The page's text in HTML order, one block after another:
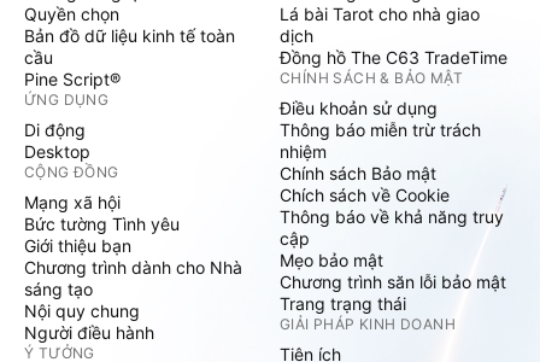
Quyền chọn
Bản đồ dữ liệu kinh tế toàn
cầu
Pine Script®
ỨNG DỤNG
Di động
Desktop
CỘNG ĐỒNG
Mạng xã hội
Bức tường Tình yêu
Giới thiệu bạn
Chương trình dành cho Nhà
sáng tạo
Nội quy chung
Người điều hành
Ý TƯỞNG
Lá bài Tarot cho nhà giao
dịch
Đồng hồ The C63 TradeTime
CHÍNH SÁCH & BẢO MẬT
Điều khoản sử dụng
Thông báo miễn trừ trách
nhiệm
Chính sách Bảo mật
Chích sách về Cookie
Thông báo về khả năng truy
cập
Mẹo bảo mật
Chương trình săn lỗi bảo mật
Trang trạng thái
GIẢI PHÁP KINH DOANH
Tiện ích